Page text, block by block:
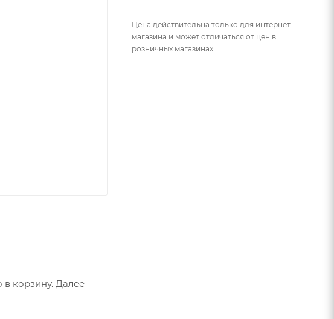
корзину. Далее
Цена действительна только для интернет-
магазина и может отличаться от цен в
розничных магазинах